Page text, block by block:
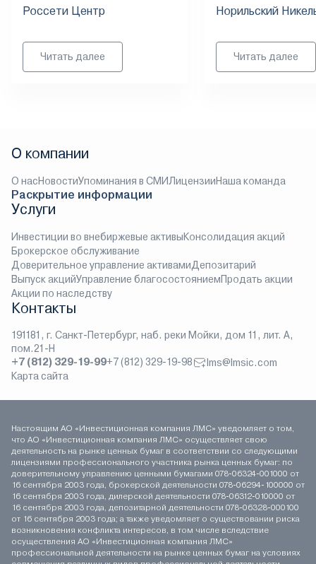
Россети Центр
Читать далее
Норильский
Читать далее
О компании
О насНовостиУпоминания в СМИЛицензииНаша команда
Раскрытие информации
Услуги
Инвестиции во внебиржевые активыКонсолидация акций
Брокерское обслуживание
Доверительное управление активамиДепозитарий
Выпуск акцийУправление благосостояниемПродать акции
Акции по наследству
Контакты
191181, г. Санкт-Петербург, наб. реки Мойки, дом 11, лит. А,
пом.21-Н
+7 (812) 329-19-99+7 (812) 329-19-98
lms@lmsic.com
Карта сайта
Настоящим АО «Инвестиционная компания ЛМС» уведомляет о том,
что АО «Инвестиционная компания ЛМС» осуществляет свою
деятельность на рынке ценных бумаг в соответствии со следующими
лицензиями профессионального участника рынка ценных бумаг: по
доверительному управлению ценными бумагами 078-06324-001000 от
16 сентября 2003 года, брокерской деятельности 078-06294-100000 от
16 сентября 2003 года, дилерской деятельности 078-06312-010000 от
16 сентября 2003 года, депозитарной деятельности 078-06328-000100
от 16 сентября 2003 года; а также уведомляет о существовании риска
возникновения конфликта интересов, в том числе вследствие
осуществления АО «Инвестиционная компания ЛМС»
профессиональной деятельности на рынке ценных бумаг на условиях